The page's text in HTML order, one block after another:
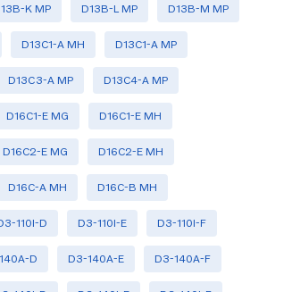
K MP D13B-L MP D13B-M MP
D13C1-A MH D13C1-A MP
D13C3-A MP D13C4-A MP
D16C1-E MG D16C1-E MH
D16C2-E MG D16C2-E MH
D16C-A MH D16C-B MH
110I-D D3-110I-E D3-110I-F
D D3-140A-E D3-140A-F